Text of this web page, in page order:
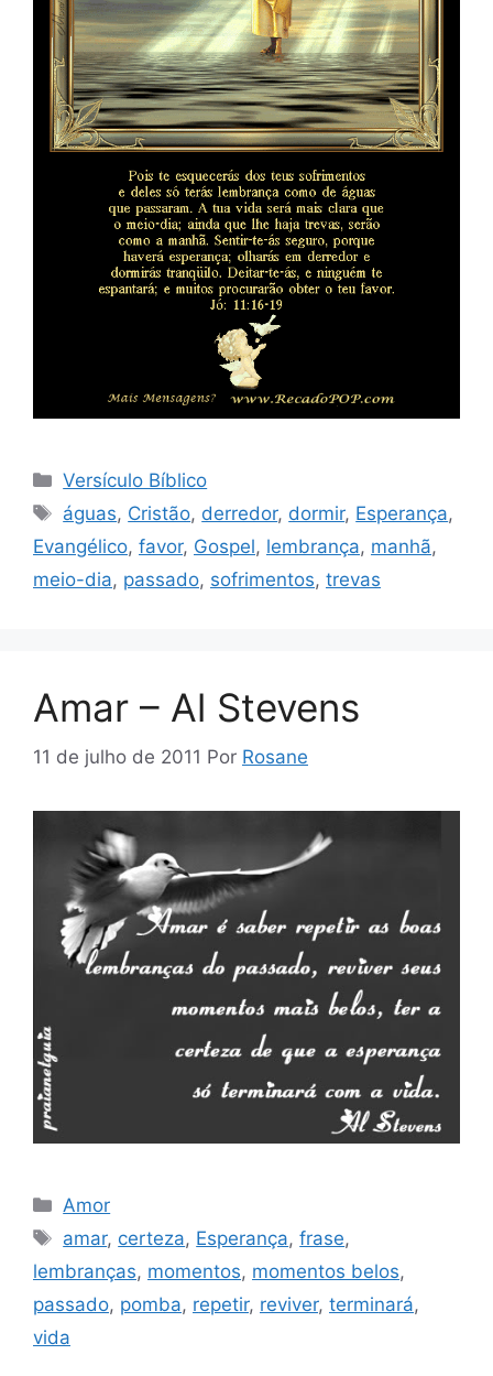
Categorias
Versículo Bíblico
Tags
águas, Cristão, derredor, dormir, Esperança,
Evangélico, favor, Gospel, lembrança, manhã,
meio-dia, passado, sofrimentos, trevas
Amar – Al Stevens
11 de julho de 2011 Por Rosane
Categorias
Amor
Tags
amar, certeza, Esperança,frase,
lembranças, momentos, momentos belos,
passado, pomba, repetir, reviver, terminará,
vida